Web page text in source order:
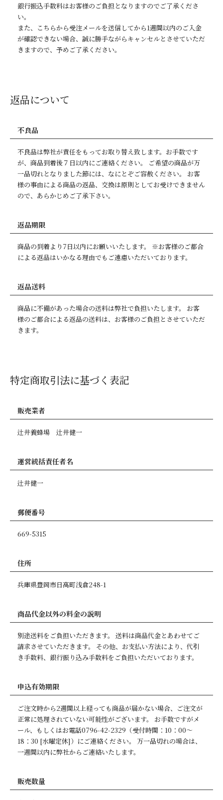
銀行振込手数料はお客様のご負担となりますのでご了承くださ
い。
また、こちらから受注メールを送信してから1週間以内のご入金
が確認できない場合、誠に勝手ながらキャンセルとさせていただ
きますので、予めご了承ください。
返品について
不良品
不良品は弊社が責任をもってお取り替え致します。お手数です
が、商品到着後７日以内にご連絡ください。 ご希望の商品が万
一品切れとなりました節には、なにとぞご容赦ください。 お客
様の事由による商品の返品、交換は原則としてお受けできません
ので、あらかじめご了承下さい。
返品期限
商品の到着より7日以内にお願いいたします。 ※お客様のご都合
による返品はいかなる理由でもご遠慮いただいております。
返品送料
商品に不備があった場合の送料は弊社で負担いたします。 お客
様のご都合による返品の送料は、お客様のご負担とさせていただ
きます。
特定商取引法に基づく表記
販売業者
辻井養蜂場 辻井健一
運営統括責任者名
辻井健一
郵便番号
669-5315
住所
兵庫県豊岡市日高町浅倉248-1
商品代金以外の料金の説明
別途送料をご負担いただきます。 送料は商品代金とあわせてご
請求させていただきます。 その他、お支払い方法により、代引
き手数料、銀行振り込み手数料をご負担いただいております。
申込有効期限
ご注文時から2週間以上経っても商品が届かない場合、ご注文が
正常に処理されていない可能性がございます。 お手数ですがメ
ール、もしくはお電話0796-42-2329（受付時間：10：00～
18：30 [水曜定休]）にご連絡ください。 万一品切れの場合は、
一週間以内に弊社からご連絡いたします。
販売数量